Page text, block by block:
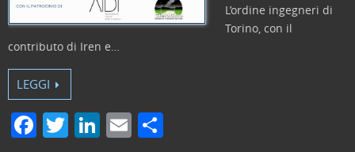
L’ordine ingegneri di
Torino, con il
contributo di Iren e…
LEGGI
F T Li E